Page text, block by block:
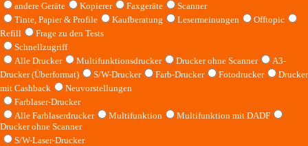
andere Geräte
Kopierer Faxgeräte
Scanner
Tinte, Papier & Profile
Kaufberatung Lesermeinungen
Offtopic
Refill
Frage zu den Tests
Schnellzugriff
Alle Drucker
Multifunktionsdrucker Drucker ohne Scanner
A3-
Drucker (Überformat)
S/W-Drucker Farb-Drucker Fotodrucker
Drucker
mit Cashback
Neuvorstellungen
Farblaser-Drucker
Alle Farblaserdrucker
Multifunktion
Multifunktion mit DADF
Drucker ohne Scanner
S/W-Laser-Drucker